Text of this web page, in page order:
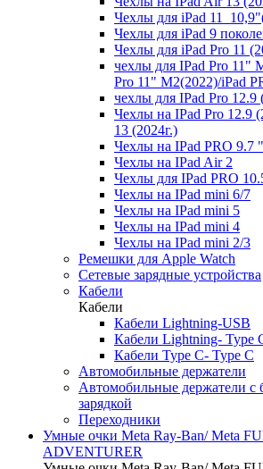
Чехлы для iPad
Чехлы для iPad 9
Чехлы для iPad Pro 11
чехлы для IPad Pro 11"
Pro 11" М2(2022)/iPad
чехлы для IPad Pro 12.9
Чехлы на IPad Pro 12.9
13 (2024г.)
Чехлы на IPad PRO 9.7 "
Чехлы на IPad Air 2
Чехлы для IPad PRO
Чехлы на IPad mini 6/7
Чехлы на IPad mini 5
Чехлы на IPad mini 4
Чехлы на IPad mini 2/3
Ремешки для Apple Watch
Сетевые зарядные устройства
Кабели
Кабели
Кабели Lightning-USB
Кабели Lightning- Type
Кабели Type C- Type C
Автомобильные держатели
Автомобильные держатели с
зарядкой
Переходники
Умные очки Meta Ray-Ban/ Meta
ADVENTURER